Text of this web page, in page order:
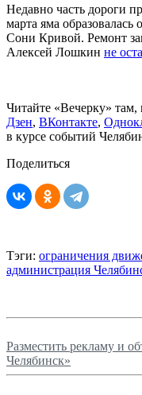
Недавно часть дороги
марта яма образовалась
Сони Кривой. Ремонт
Алексей Лошкин не
Читайте «Вечерку» там,
Дзен, ВКонтакте,
в курсе событий
Поделиться
Тэги: ограничения
администрация
Разместить рекламу и
Челябинск»